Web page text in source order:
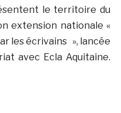
le territoire du
extension nationale «
les écrivains », lancée
avec Ecla Aquitaine.